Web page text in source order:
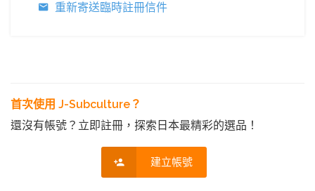
重新寄送臨時註冊信件
首次使用 J-Subculture？
還沒有帳號？立即註冊，探索日本最精彩的選品！
建立帳號